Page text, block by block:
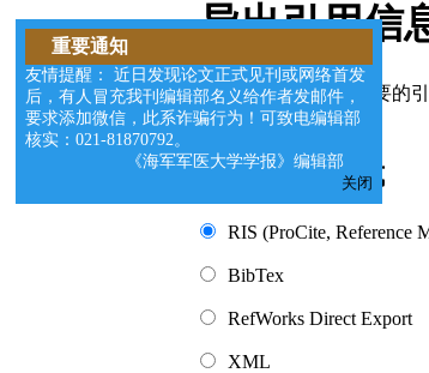
导出引用信
您可以选择适合您需要的引
请选择导出格式
RIS (ProCite, Reference
BibTex
RefWorks Direct Export
XML
重要通知
友情提醒： 近日发现论文正式见刊或网络首发
后，有人冒充我刊编辑部名义给作者发邮件，
要求添加微信，此系诈骗行为！可致电编辑部
核实：021-81870792。
《海军军医大学学报》编辑部
关闭